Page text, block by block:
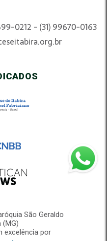
0212 - (31) 99670-0163
São Geraldo
(MG)
excelência por